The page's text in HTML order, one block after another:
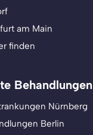
am Main
finden
Behandlungen
Nürnberg
Berlin